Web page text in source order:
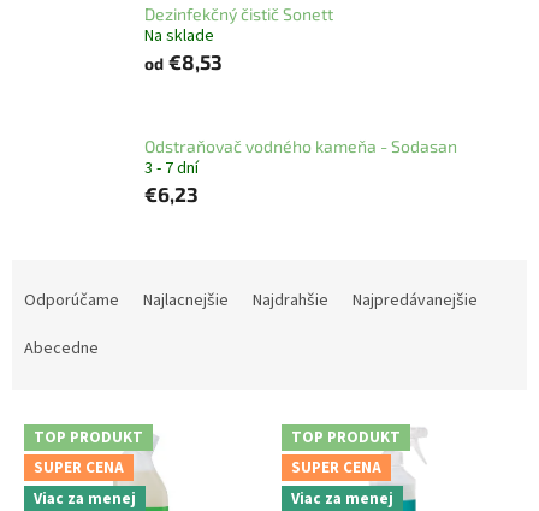
Dezinfekčný čistič Sonett
Na sklade
od €8,53
Odstraňovač vodného kameňa - Sodasan
3 - 7 dní
€6,23
p
Odporúčame Najlacnejšie Najdrahšie
Najpredávanejšie
Abecedne
V
p
TOP PRODUKT
SUPER CENA
Viac za menej
TOP PRODUKT
SUPER CENA
Viac za menej